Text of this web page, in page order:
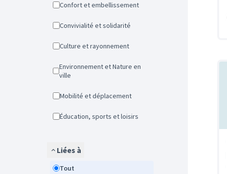
Confort et embellissement
Convivialité et solidarité
Culture et rayonnement
Environnement et Nature en
ville
Mobilité et déplacement
Éducation, sports et loisirs
Liées à
Tout